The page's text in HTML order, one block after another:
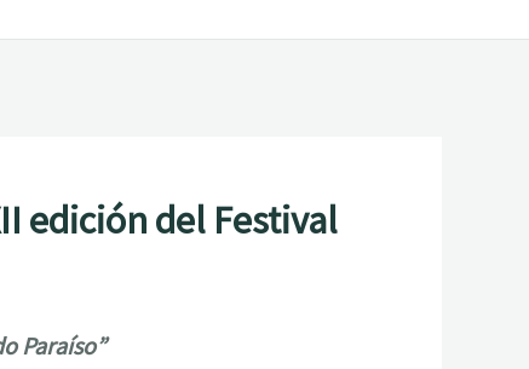
edición del Festival
Paraíso”